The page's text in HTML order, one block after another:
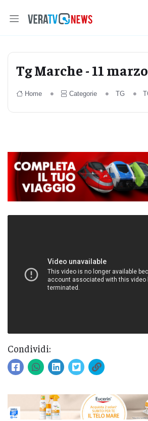
Tg Marche - 11
Home Categorie TG
Condividi: